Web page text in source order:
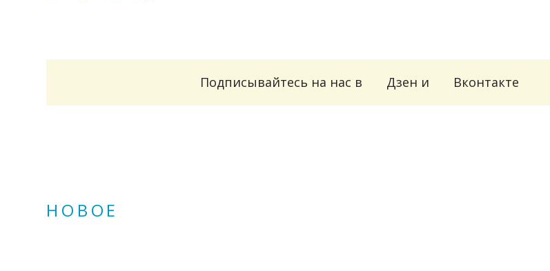
Подписывайтесь на нас в Дзен и Вконтакте
НОВОЕ